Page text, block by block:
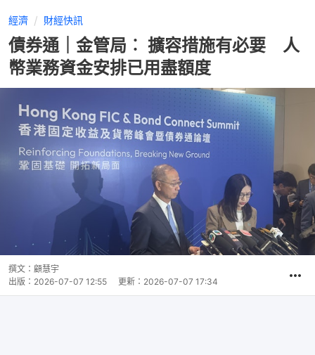
經濟 財經快訊
債券通｜金管局︰ 擴容措施有必要 人
幣業務資金安排已用盡額度
撰文： 顧慧宇
出版： 2026-07-07 12:55 更新： 2026-07-07 17:34